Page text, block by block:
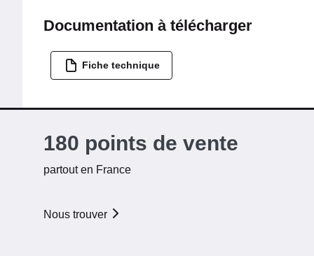
Documentation à télécharger
Fiche technique
180 points de vente
partout en France
Nous trouver